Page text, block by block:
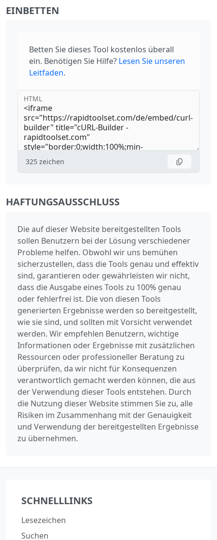
EINBETTEN
Betten Sie dieses Tool kostenlos überall
ein. Benötigen Sie Hilfe? Lesen Sie unseren
Leitfaden.
HTML
325 zeichen
HAFTUNGSAUSSCHLUSS
Die auf dieser Website bereitgestellten Tools
sollen Benutzern bei der Lösung verschiedener
Probleme helfen. Obwohl wir uns bemühen
sicherzustellen, dass die Tools genau und effektiv
sind, garantieren oder gewährleisten wir nicht,
dass die Ausgabe eines Tools zu 100% genau
oder fehlerfrei ist. Die von diesen Tools
generierten Ergebnisse werden so bereitgestellt,
wie sie sind, und sollten mit Vorsicht verwendet
werden. Wir empfehlen Benutzern, wichtige
Informationen oder Ergebnisse mit zusätzlichen
Ressourcen oder professioneller Beratung zu
überprüfen, da wir nicht für Konsequenzen
verantwortlich gemacht werden können, die aus
der Verwendung dieser Tools entstehen. Durch
die Nutzung dieser Website stimmen Sie zu, alle
Risiken im Zusammenhang mit der Genauigkeit
und Verwendung der bereitgestellten Ergebnisse
zu übernehmen.
SCHNELLLINKS
Lesezeichen
Suchen